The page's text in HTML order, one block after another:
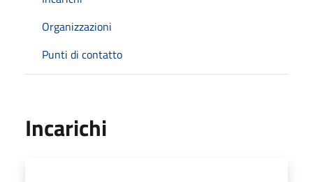
Organizzazioni
Punti di contatto
Incarichi